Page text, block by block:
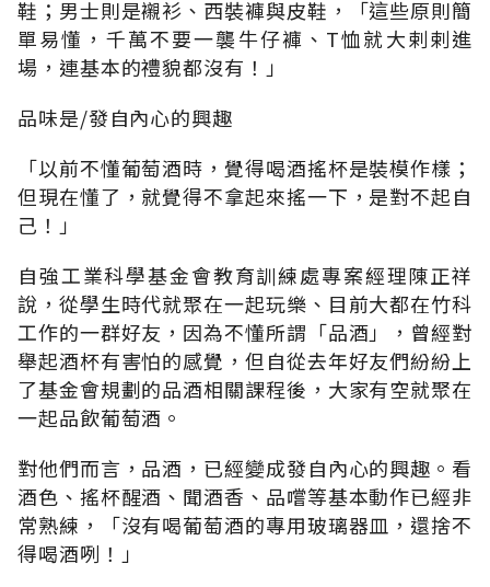
鞋；男士則是襯衫、西裝褲與皮鞋，「這些原則簡
單易懂，千萬不要一襲牛仔褲、T恤就大剌剌進
場，連基本的禮貌都沒有！」
品味是/發自內心的興趣
「以前不懂葡萄酒時，覺得喝酒搖杯是裝模作樣；
但現在懂了，就覺得不拿起來搖一下，是對不起自
己！」
自強工業科學基金會教育訓練處專案經理陳正祥
說，從學生時代就聚在一起玩樂、目前大都在竹科
工作的一群好友，因為不懂所謂「品酒」，曾經對
舉起酒杯有害怕的感覺，但自從去年好友們紛紛上
了基金會規劃的品酒相關課程後，大家有空就聚在
一起品飲葡萄酒。
對他們而言，品酒，已經變成發自內心的興趣。看
酒色、搖杯醒酒、聞酒香、品嚐等基本動作已經非
常熟練，「沒有喝葡萄酒的專用玻璃器皿，還捨不
得喝酒咧！」